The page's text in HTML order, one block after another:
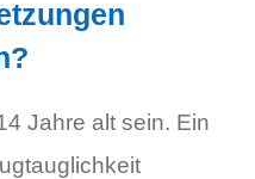
Jahre alt sein. Ein